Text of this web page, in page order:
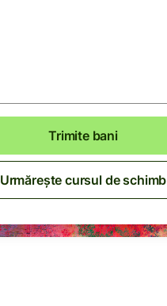
Trimite bani
Urmărește cursul de schimb